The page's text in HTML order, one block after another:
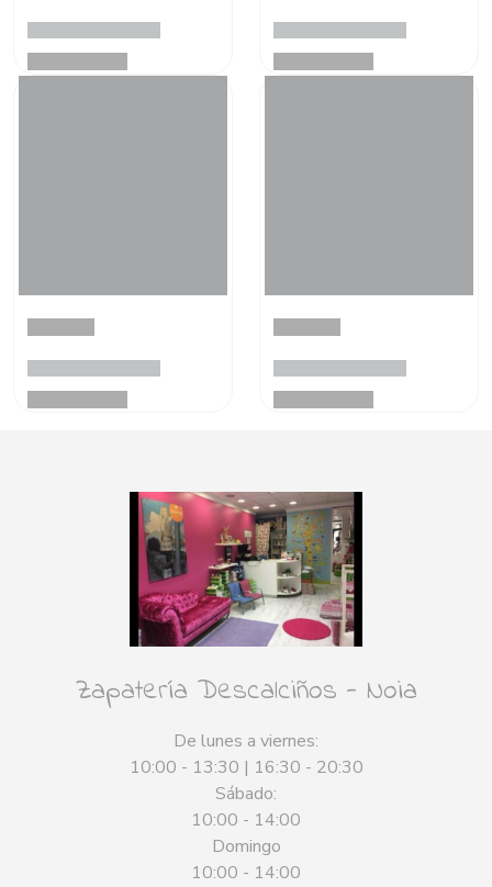
Zapatería Descalciños - Noia
De lunes a viernes:
10:00 - 13:30 | 16:30 - 20:30
Sábado:
10:00 - 14:00
Domingo
10:00 - 14:00